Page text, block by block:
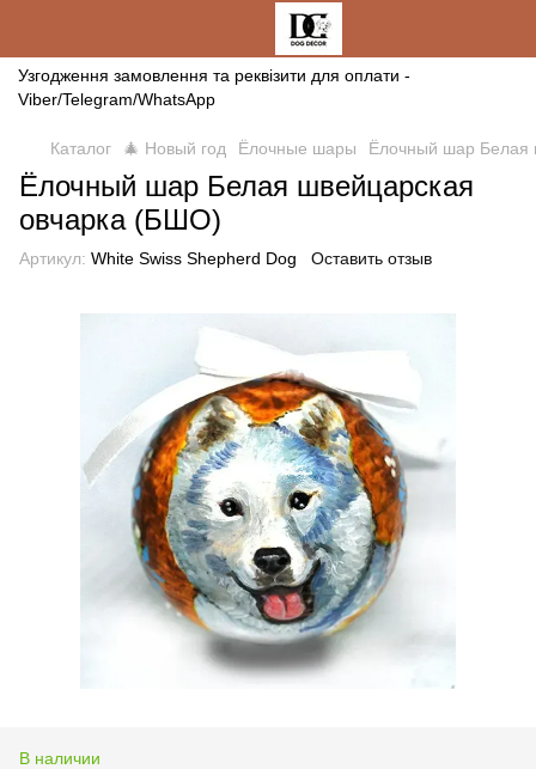
Узгодження замовлення та реквізити для оплати -
Viber/Telegram/WhatsApp
Каталог 🎄 Новый год Ёлочные шары Ёлочный шар Белая
Ёлочный шар Белая швейцарская
овчарка (БШО)
Артикул: White Swiss Shepherd Dog Оставить отзыв
В наличии